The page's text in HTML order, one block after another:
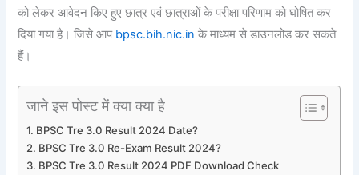
को लेकर आवेदन किए हुए छात्र एवं छात्राओं के परीक्षा परिणाम को घोषित कर
दिया गया है। जिसे आप bpsc.bih.nic.in के माध्यम से डाउनलोड कर सकते
हैं।
जाने इस पोस्ट में क्या क्या है
BPSC Tre 3.0 Result 2024 Date?
BPSC Tre 3.0 Re-Exam Result 2024?
BPSC Tre 3.0 Result 2024 PDF Download Check